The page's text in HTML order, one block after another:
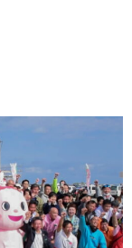
しての価値が
策
複数にまとま